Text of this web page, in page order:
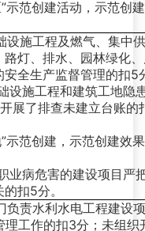
示范创建活动，示范创
设施工程及燃气、集中
灯、排水、园林绿化
全生产监督管理的扣5
设施工程和建筑工地隐
展了排查未建立台账的
示范创建，示范创建效
业病危害的建设项目严
扣5分。
负责水利水电工程建设
理工作的扣3分；未组织